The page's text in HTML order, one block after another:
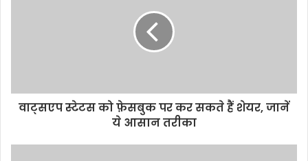
वाट्सएप स्टेटस को फ़ेसबुक पर कर सकते हैं शेयर, जानें
ये आसान तरीका